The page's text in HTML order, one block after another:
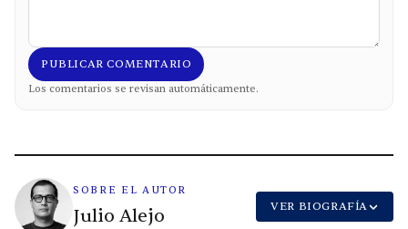
PUBLICAR COMENTARIO
Los comentarios se revisan automáticamente.
SOBRE EL AUTOR
Julio Alejo VER BIOGRAFÍA